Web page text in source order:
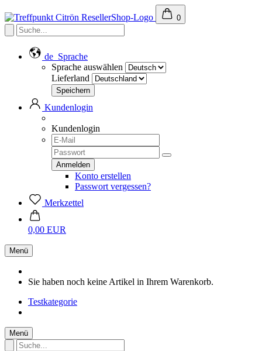
0
de Sprache
Sprache auswählen
Lieferland
Kundenlogin
Kundenlogin
Konto erstellen
Passwort vergessen?
Merkzettel
0,00 EUR
Menü
Sie haben noch keine Artikel in Ihrem Warenkorb.
Testkategorie
Menü